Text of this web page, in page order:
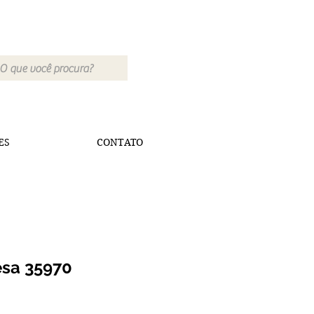
CONTATO
35970